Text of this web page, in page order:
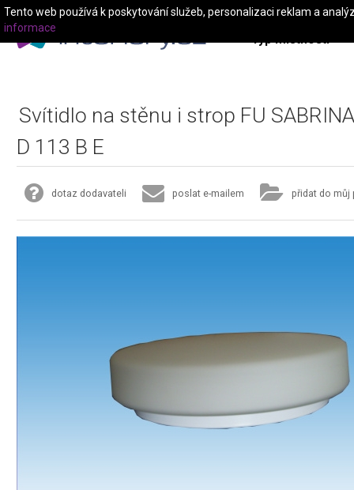
Typ místnosti
Svítidlo na stěnu i strop FU
D 113 B E
dotaz dodavateli poslat e-mailem přidat do můj
Tento web používá k poskytování služeb, personalizaci reklam a
informace